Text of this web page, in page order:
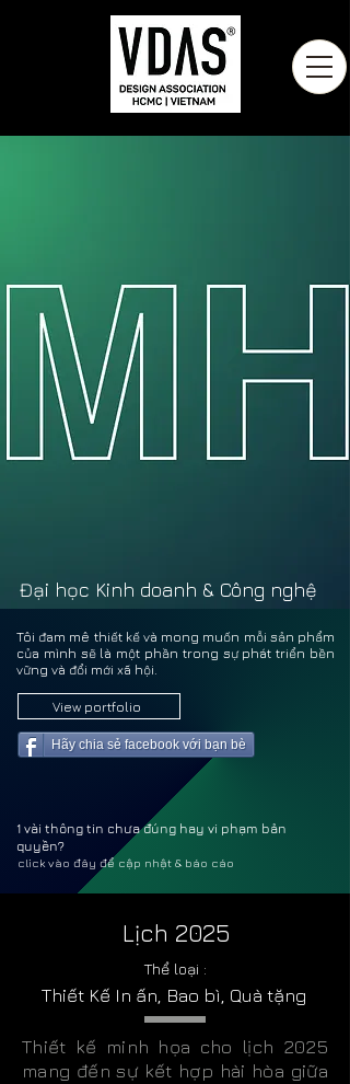
Đại học Kinh doanh & Công nghệ
Tôi đam mê thiết kế và mong muốn mỗi sản phẩm
của mình sẽ là một phần trong sự phát triển bền
vững và đổi mới xã hội.
View portfolio
Hãy chia sẻ facebook với bạn bè
1 vài thông tin chưa đúng hay vi phạm bản
quyền?
click vào đây để cập nhật & báo cáo
Lịch 2025
Thể loại :
Thiết Kế In ấn, Bao bì, Quà tặng
Thiết kế minh họa cho lịch 2025
mang đến sự kết hợp hài hòa giữa